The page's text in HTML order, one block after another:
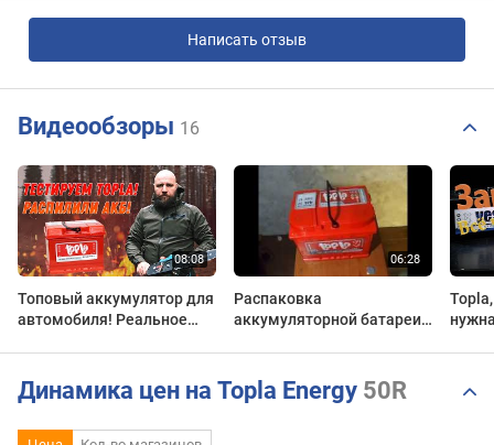
Написать отзыв
Видеообзоры 16
Топовый аккумулятор для
автомобиля! Реальное
Распаковка
аккумуляторной батареи
Динамика цен на Topla Energy 50R